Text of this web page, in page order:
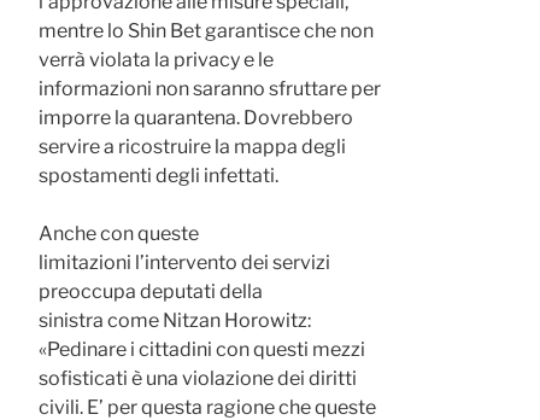
mentre lo Shin Bet garantisce che non
verrà violata la privacy e le
informazioni non saranno sfruttare per
imporre la quarantena. Dovrebbero
servire a ricostruire la mappa degli
spostamenti degli infettati.
Anche con queste
limitazioni l’intervento dei servizi
preoccupa deputati della
sinistra come Nitzan Horowitz:
«Pedinare i cittadini con questi mezzi
sofisticati è una violazione dei diritti
civili. E’ per questa ragione che queste